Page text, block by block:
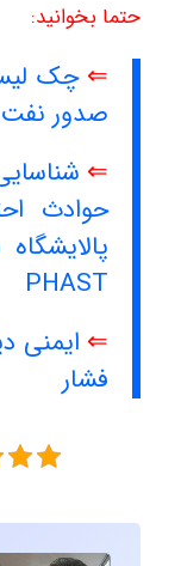
حتما بخوانید:
⇐چک
صدور نفت
⇐
حوادث
PHAST
⇐ ایمنی
فشار